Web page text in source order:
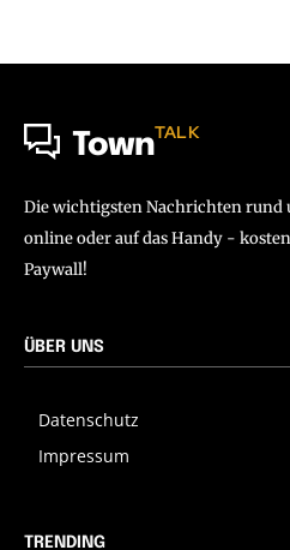
TownTALK
Die wichtigsten Nachrichten rund
online oder auf das Handy -
Paywall!
ÜBER UNS
Datenschutz
Impressum
TRENDING